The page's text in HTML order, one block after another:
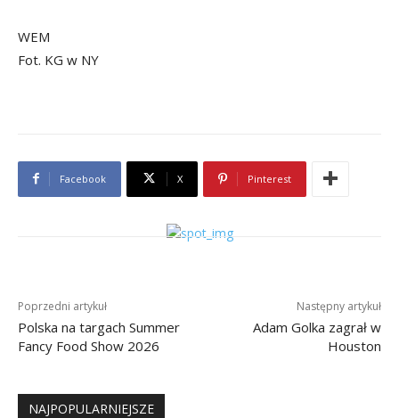
WEM
Fot. KG w NY
Facebook X Pinterest
Poprzedni artykuł
Polska na targach Summer
Fancy Food Show 2026
Następny artykuł
Adam Golka zagrał w
Houston
NAJPOPULARNIEJSZE